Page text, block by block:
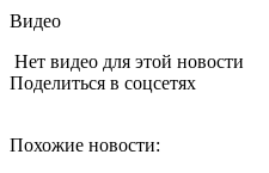
Видео
Нет видео для этой новости
Поделиться в соцсетях
Похожие новости: